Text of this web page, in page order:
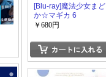
[Blu-ray]魔法少女まど
か☆マギカ 6
￥680円